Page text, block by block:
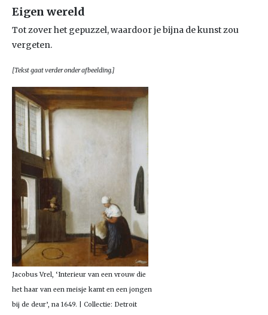
Eigen wereld
Tot zover het gepuzzel, waardoor je bijna de kunst zou
vergeten.
[Tekst gaat verder onder afbeelding.]
Jacobus Vrel, ‘Interieur van een vrouw die
het haar van een meisje kamt en een jongen
bij de deur’, na 1649. | Collectie: Detroit